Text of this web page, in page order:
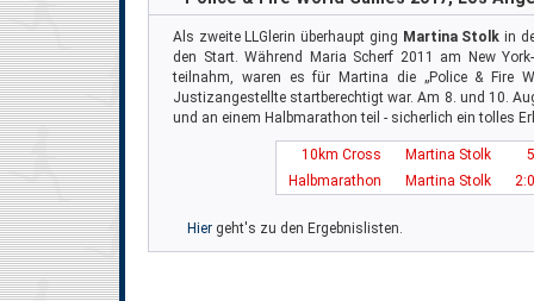
Als zweite LLGlerin überhaupt ging Martina Stolk in
den Start. Während Maria Scherf 2011 am New
teilnahm, waren es für Martina die „Police & Fire
Justizangestellte startberechtigt war. Am 8. und 10.
und an einem Halbmarathon teil - sicherlich ein tolles
10km Cross Martina Stolk
Halbmarathon
Martina Stolk
Hier geht's zu den Ergebnislisten.